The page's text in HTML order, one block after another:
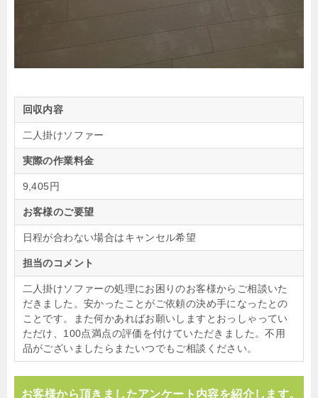
回収内容
二人掛けソファー
実際の作業料金
9,405円
お客様のご要望
日程が合わない場合はキャンセル希望
担当のコメント
二人掛けソファーの処理にお困りのお客様からご相談いた
だきました。安かったことがご依頼の決め手になったとの
ことです。また何かあればお願いしますとおっしゃってい
ただけ、100点満点の評価を付けていただきました。不用
品がございましたらまたいつでもご相談ください。
お客様から頂きましたアンケート内容を紹介します。